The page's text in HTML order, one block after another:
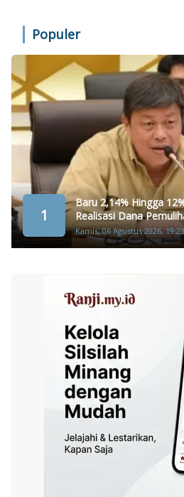
Populer
1
Baru 2,14% Hingga
Realisasi Dana
Kamis, 06 Agustus 2026,